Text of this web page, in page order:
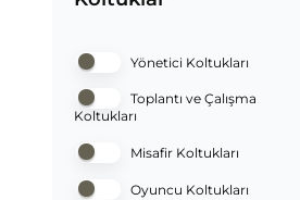
Yönetici Koltukları
Toplantı ve Çalışma
Koltukları
Misafir Koltukları
Oyuncu Koltukları